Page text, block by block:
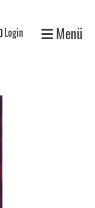
Login Menü